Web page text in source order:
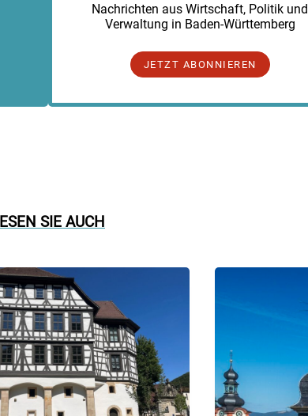
Nachrichten aus Wirtschaft, Politik und
Verwaltung in Baden-Württemberg
JETZT ABONNIEREN
SIE AUCH